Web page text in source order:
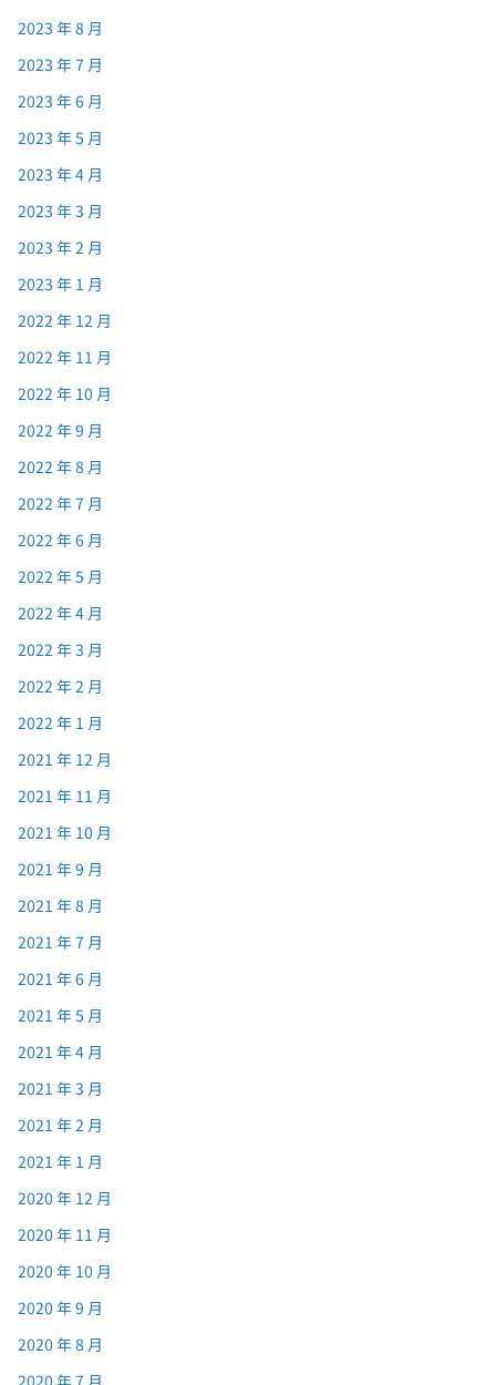
2023 年 8 月
2023 年 7 月
2023 年 6 月
2023 年 5 月
2023 年 4 月
2023 年 3 月
2023 年 2 月
2023 年 1 月
2022 年 12 月
2022 年 11 月
2022 年 10 月
2022 年 9 月
2022 年 8 月
2022 年 7 月
2022 年 6 月
2022 年 5 月
2022 年 4 月
2022 年 3 月
2022 年 2 月
2022 年 1 月
2021 年 12 月
2021 年 11 月
2021 年 10 月
2021 年 9 月
2021 年 8 月
2021 年 7 月
2021 年 6 月
2021 年 5 月
2021 年 4 月
2021 年 3 月
2021 年 2 月
2021 年 1 月
2020 年 12 月
2020 年 11 月
2020 年 10 月
2020 年 9 月
2020 年 8 月
2020 年 7 月